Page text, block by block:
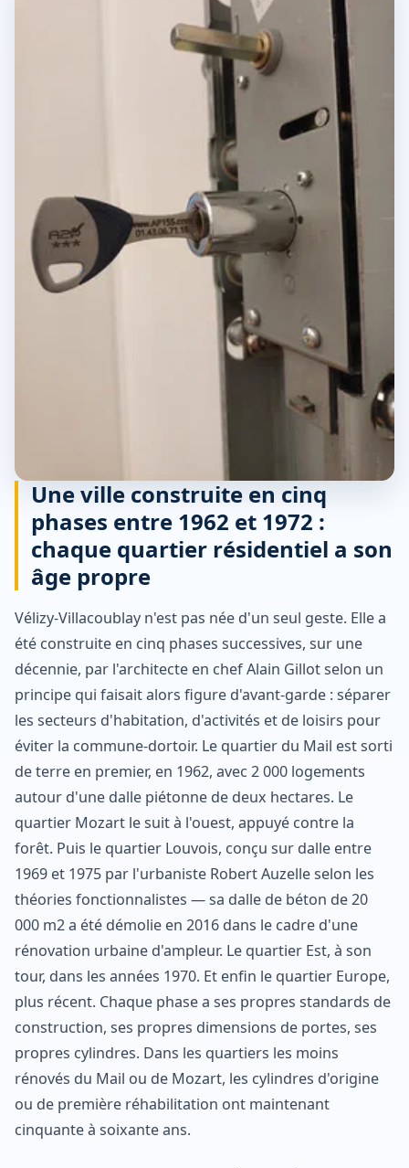
Une ville construite en cinq
phases entre 1962 et 1972 :
chaque quartier résidentiel a son
âge propre
Vélizy-Villacoublay n'est pas née d'un seul geste. Elle a
été construite en cinq phases successives, sur une
décennie, par l'architecte en chef Alain Gillot selon un
principe qui faisait alors figure d'avant-garde : séparer
les secteurs d'habitation, d'activités et de loisirs pour
éviter la commune-dortoir. Le quartier du Mail est sorti
de terre en premier, en 1962, avec 2 000 logements
autour d'une dalle piétonne de deux hectares. Le
quartier Mozart le suit à l'ouest, appuyé contre la
forêt. Puis le quartier Louvois, conçu sur dalle entre
1969 et 1975 par l'urbaniste Robert Auzelle selon les
théories fonctionnalistes — sa dalle de béton de 20
000 m2 a été démolie en 2016 dans le cadre d'une
rénovation urbaine d'ampleur. Le quartier Est, à son
tour, dans les années 1970. Et enfin le quartier Europe,
plus récent. Chaque phase a ses propres standards de
construction, ses propres dimensions de portes, ses
propres cylindres. Dans les quartiers les moins
rénovés du Mail ou de Mozart, les cylindres d'origine
ou de première réhabilitation ont maintenant
cinquante à soixante ans.